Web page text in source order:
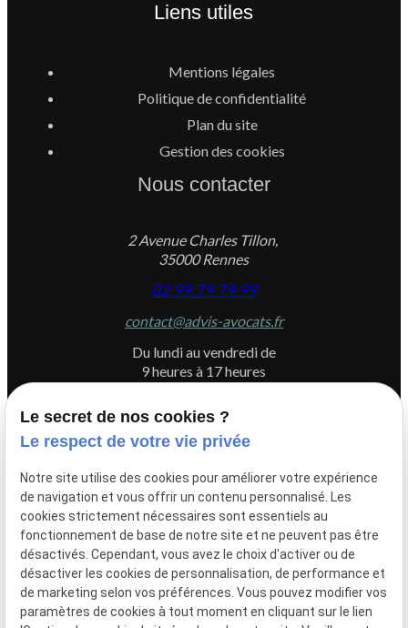
Liens utiles
Mentions légales
Politique de confidentialité
Plan du site
Gestion des cookies
Nous contacter
2 Avenue Charles Tillon,
35000 Rennes
02.99.79.79.99
contact@advis-avocats.fr
Du lundi au vendredi de
9 heures à 17 heures
Newletter
Inscrivez-vous à la newsletter du Cabinet ADVIS
Le secret de nos cookies ?
Le respect de votre vie privée
Notre site utilise des cookies pour améliorer votre expérience
de navigation et vous offrir un contenu personnalisé. Les
cookies strictement nécessaires sont essentiels au
fonctionnement de base de notre site et ne peuvent pas être
désactivés. Cependant, vous avez le choix d'activer ou de
désactiver les cookies de personnalisation, de performance et
de marketing selon vos préférences. Vous pouvez modifier vos
paramètres de cookies à tout moment en cliquant sur le lien